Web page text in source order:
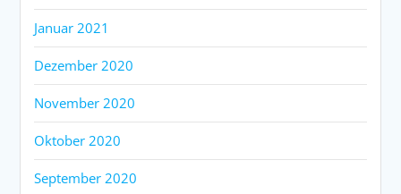
Januar 2021
Dezember 2020
November 2020
Oktober 2020
September 2020